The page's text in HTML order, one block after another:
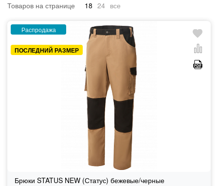
Товаров на странице 18 24 все
Распродажа
ПОСЛЕДНИЙ РАЗМЕР
Брюки STATUS NEW (Статус) бежевые/черные